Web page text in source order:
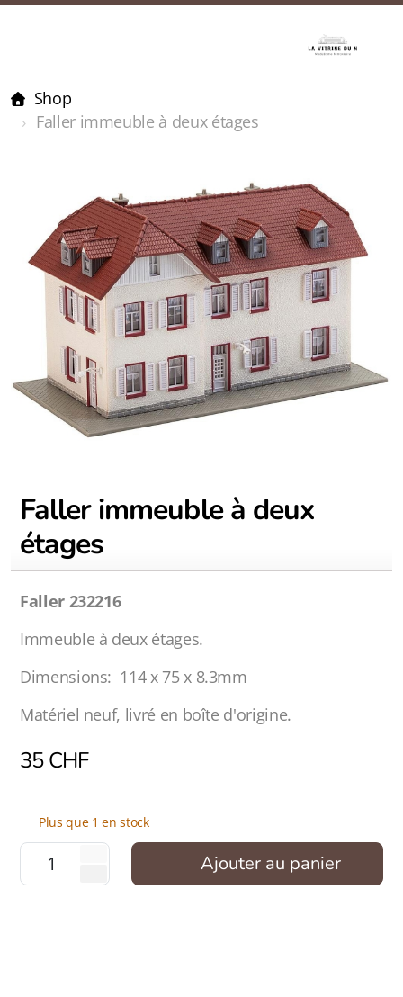
Shop
Faller immeuble à deux étages
Faller immeuble à deux
étages
Faller 232216
Immeuble à deux étages.
Dimensions: 114 x 75 x 8.3mm
Matériel neuf, livré en boîte d'origine.
35CHF
Plus que 1 en stock
Ajouter au panier